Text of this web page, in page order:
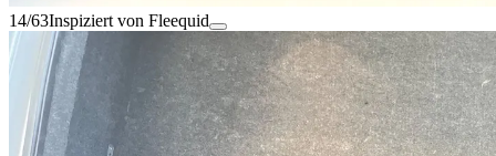
14/63Inspiziert von Fleequid